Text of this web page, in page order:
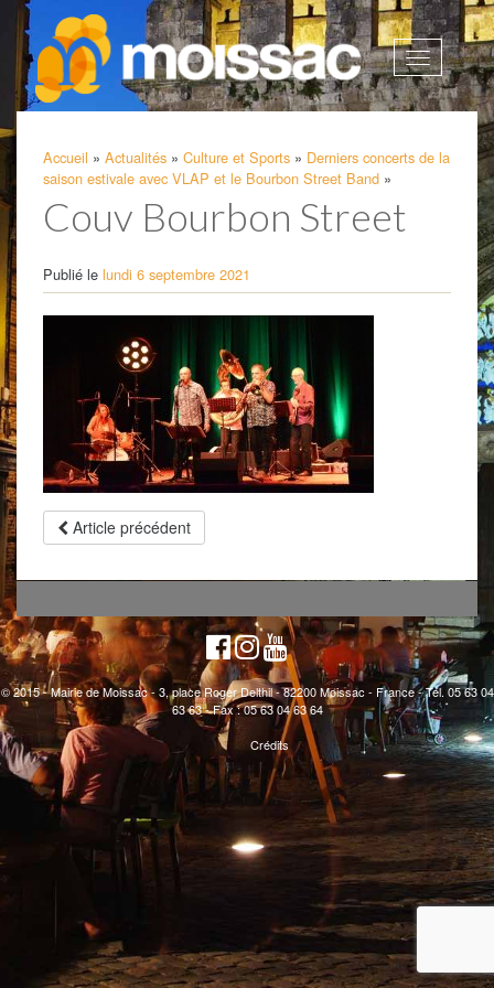
Afficher
la
Accueil » Actualités » Culture et Sports » Derniers concerts de la
saison estivale avec VLAP et le Bourbon Street Band »
Couv Bourbon Street
Publié le lundi 6 septembre 2021
Article précédent
© 2015 - Mairie de Moissac - 3, place Roger Delthil - 82200 Moissac - France - Tél. 05 63 04
63 63 - Fax : 05 63 04 63 64
Crédits